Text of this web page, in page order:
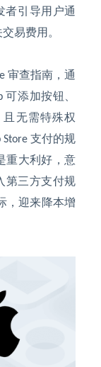
者引导用户通
易费用。
审查指南，通
可添加按钮、
无需特殊权
Store 支付的规
重大利好，意
第三方支付规
，迎来降本增